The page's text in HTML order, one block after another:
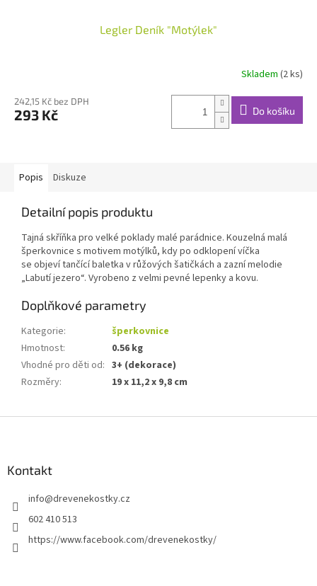
Legler Deník "Motýlek"
Skladem (2 ks)
242,15 Kč bez DPH
293 Kč Do košíku
Popis Diskuze
Detailní popis produktu
Tajná skříňka pro velké poklady malé parádnice. Kouzelná malá
šperkovnice s motivem motýlků, kdy po odklopení víčka
se objeví tančící baletka v růžových šatičkách a zazní melodie
„Labutí jezero“. Vyrobeno z velmi pevné lepenky a kovu.
Doplňkové parametry
Kategorie:
šperkovnice
Hmotnost:
0.56 kg
Vhodné pro děti od: 3+ (dekorace)
Rozměry: 19 x 11,2 x 9,8 cm
Kontakt
info@drevenekostky.cz
602 410 513
https://www.facebook.com/drevenekostky/